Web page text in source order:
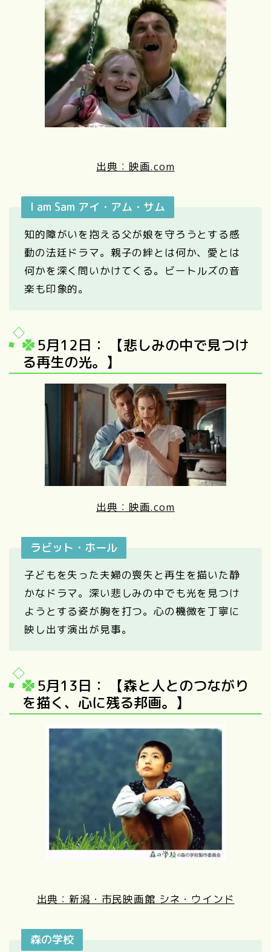
出典：映画.com
I am Sam アイ・アム・サム
知的障がいを抱える父が娘を守ろうとする感
動の法廷ドラマ。親子の絆とは何か、愛とは
何かを深く問いかけてくる。ビートルズの音
楽も印象的。
5月12日： 【悲しみの中で見つけ
る再生の光。】
出典：映画.com
ラビット・ホール
子どもを失った夫婦の喪失と再生を描いた静
かなドラマ。深い悲しみの中でも光を見つけ
ようとする姿が胸を打つ。心の機微を丁寧に
映し出す演出が見事。
5月13日： 【森と人とのつながり
を描く、心に残る邦画。】
出典：新潟・市民映画館 シネ・ウインド
森の学校